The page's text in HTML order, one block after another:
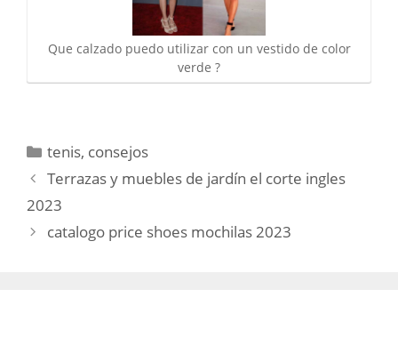
Que calzado puedo utilizar con un vestido de color
verde ?
Categorías
tenis, consejos
Terrazas y muebles de jardín el corte ingles
2023
catalogo price shoes mochilas 2023